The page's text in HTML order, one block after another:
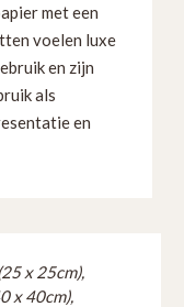
met een
voelen luxe
en zijn
als
en
x 25cm),
x 40cm),